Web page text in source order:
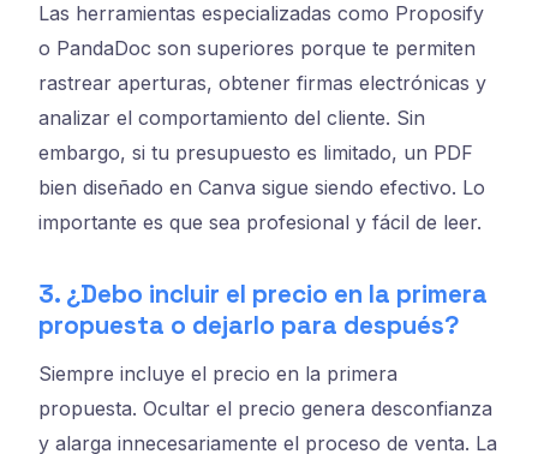
Las herramientas especializadas como Proposify
o PandaDoc son superiores porque te permiten
rastrear aperturas, obtener firmas electrónicas y
analizar el comportamiento del cliente. Sin
embargo, si tu presupuesto es limitado, un PDF
bien diseñado en Canva sigue siendo efectivo. Lo
importante es que sea profesional y fácil de leer.
3. ¿Debo incluir el precio en la primera
propuesta o dejarlo para después?
Siempre incluye el precio en la primera
propuesta. Ocultar el precio genera desconfianza
y alarga innecesariamente el proceso de venta. La